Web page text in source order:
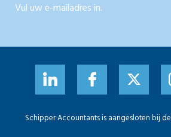
Vul uw e-mailadres in.
Schipper Accountants is aangesloten bij de